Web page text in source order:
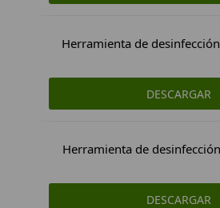
Herramienta de
DESCARGAR
Herramienta de
DESCARGAR